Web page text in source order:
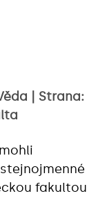
| Strana:
fakultou